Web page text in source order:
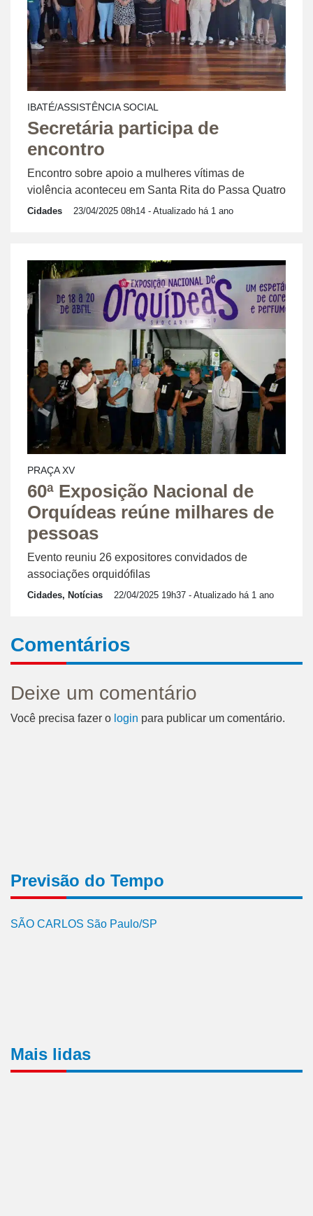
IBATÉ/ASSISTÊNCIA SOCIAL
Secretária participa de
encontro
Encontro sobre apoio a mulheres vítimas de
violência aconteceu em Santa Rita do Passa Quatro
Cidades 23/04/2025 08h14 - Atualizado há 1 ano
PRAÇA XV
60ª Exposição Nacional de
Orquídeas reúne milhares de
pessoas
Evento reuniu 26 expositores convidados de
associações orquidófilas
Cidades, Notícias 22/04/2025 19h37 - Atualizado há 1 ano
Comentários
Deixe um comentário
Você precisa fazer o login para publicar um comentário.
Previsão do Tempo
SÃO CARLOS São Paulo/SP
Mais lidas